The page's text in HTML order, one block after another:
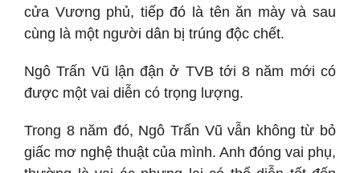
cửa Vương phủ, tiếp đó là tên ăn mày và sau
cùng là một người dân bị trúng độc chết.
Ngô Trấn Vũ lận đận ở TVB tới 8 năm mới có
được một vai diễn có trọng lượng.
Trong 8 năm đó, Ngô Trấn Vũ vẫn không từ bỏ
giấc mơ nghệ thuật của mình. Anh đóng vai phụ,